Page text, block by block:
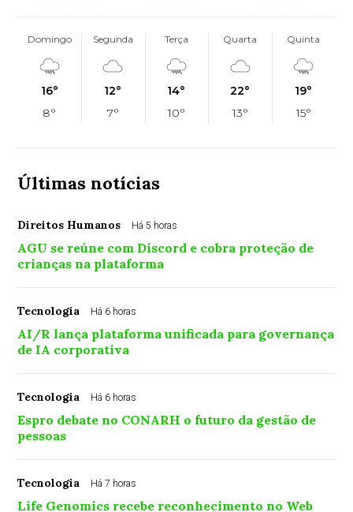
Domingo
16°
8°
Segunda
12°
7°
Terça
14°
10°
Quarta
22°
13°
Quinta
19°
15°
Últimas notícias
Direitos Humanos Há 5 horas
AGU se reúne com Discord e cobra proteção de
crianças na plataforma
Tecnologia Há 6 horas
AI/R lança plataforma unificada para governança
de IA corporativa
Tecnologia Há 6 horas
Espro debate no CONARH o futuro da gestão de
pessoas
Tecnologia Há 7 horas
Life Genomics recebe reconhecimento no Web